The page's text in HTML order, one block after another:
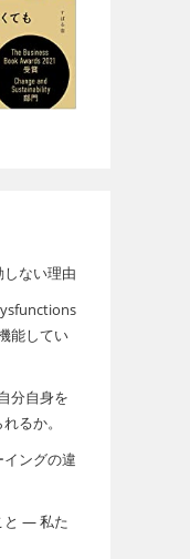
ない理由
能してい
分自身を
るか。
ングの違
と ― 私た